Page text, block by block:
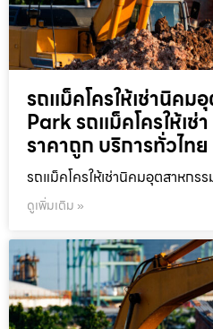
รถแม็คโครให้เช่านิค
Park รถแม็คโครให้เช่
ราคาถูก บริการทั่วไทย
รถแม็คโครให้เช่านิคมอุตสาหกร
ดูเพิ่มเติม »